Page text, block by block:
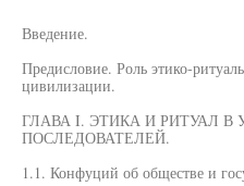
Введение.
Предисловие. Роль этико-
цивилизации.
ГЛАВА I. ЭТИКА И РИТУАЛ
ПОСЛЕДОВАТЕЛЕЙ.
1.1. Конфуций об обществе и